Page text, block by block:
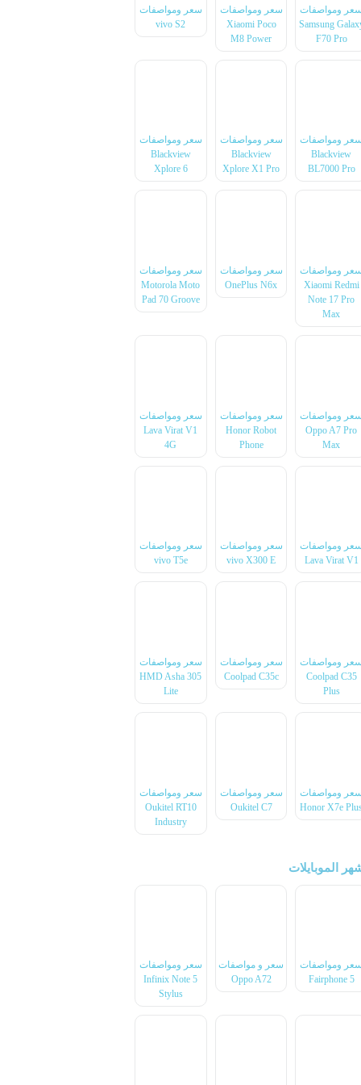
سعر ومواصفات
Samsung
F70 Pro
سعر ومواصفات
Xiaomi Poco
M8 Power
سعر ومواصفات
vivo S2
سعر ومواصفات
Blackview
BL7000 Pro
سعر ومواصفات
Blackview
Xplore X1 Pro
سعر ومواصفات
Blackview
Xplore 6
سعر ومواصفات
Xiaomi Redmi
Note 17 Pro
Max
سعر ومواصفات
OnePlus N6x
سعر ومواصفات
Motorola Moto
Pad 70 Groove
سعر ومواصفات
Oppo A7 Pro
Max
سعر ومواصفات
Honor Robot
Phone
سعر ومواصفات
Lava Virat V1
4G
سعر ومواصفات
Lava Virat V1
سعر ومواصفات
vivo X300 E
سعر ومواصفات
vivo T5e
سعر ومواصفات
Coolpad C35
Plus
سعر ومواصفات
Coolpad C35c
سعر ومواصفات
HMD Asha 305
Lite
سعر ومواصفات
Honor X7e
سعر ومواصفات
Oukitel C7
سعر ومواصفات
Oukitel RT10
Industry
الموبايلات
سعر ومواصفات
Fairphone 5
سعر و مواصفات
Oppo A72
سعر ومواصفات
Infinix Note 5
Stylus